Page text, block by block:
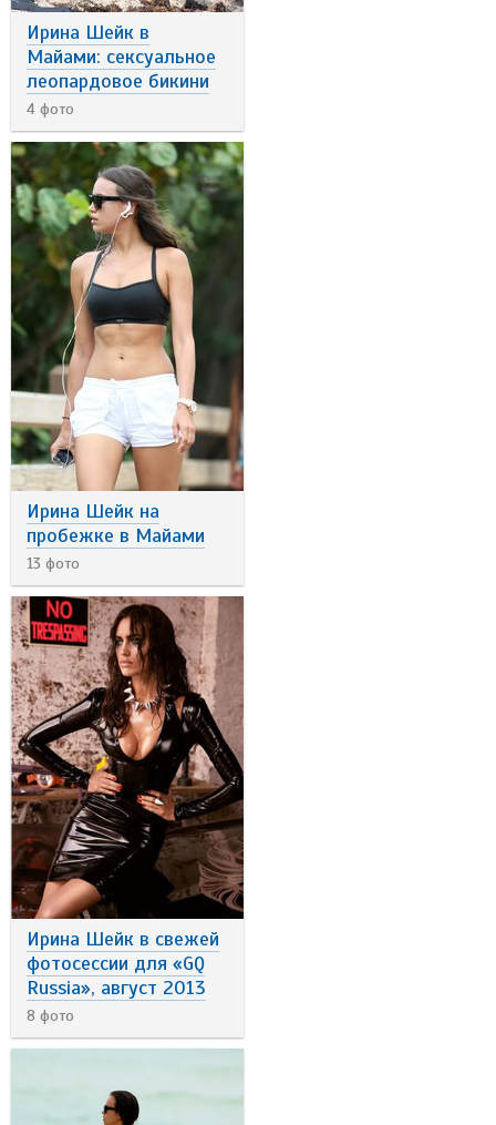
Ирина Шейк в
Майами: сексуальное
леопардовое бикини
4 фото
Ирина Шейк на
пробежке в Майами
13 фото
Ирина Шейк в свежей
фотосессии для «GQ
Russia», август 2013
8 фото